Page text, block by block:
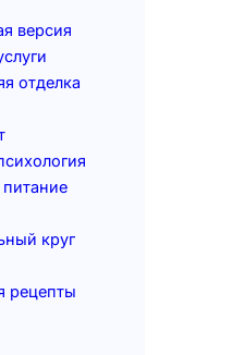
версия
отделка
круг
рецепты